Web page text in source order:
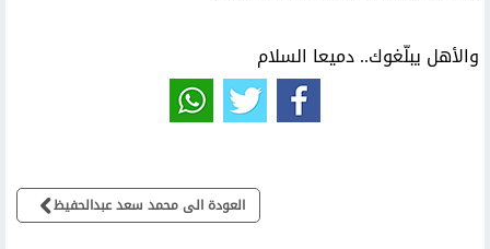
والأهل يبلّغوك.. دميعا السلام
العودة الى محمد سعد عبدالحفيظ